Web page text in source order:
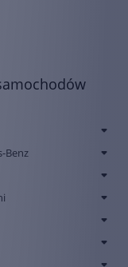
Benz